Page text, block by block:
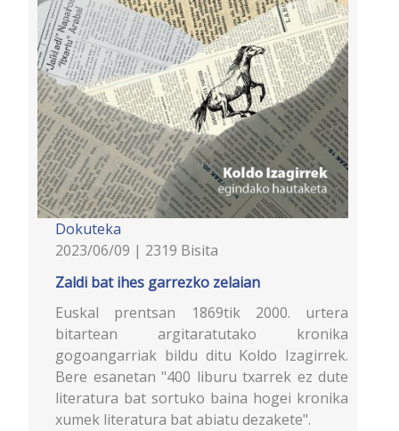
Dokuteka
2023/06/09 | 2319 Bisita
Zaldi bat ihes garrezko zelaian
Euskal prentsan 1869tik 2000. urtera
bitartean argitaratutako kronika
gogoangarriak bildu ditu Koldo Izagirrek.
Bere esanetan "400 liburu txarrek ez dute
literatura bat sortuko baina hogei kronika
xumek literatura bat abiatu dezakete".